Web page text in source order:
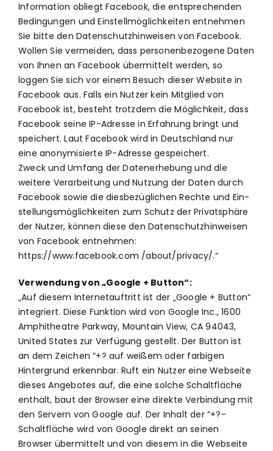
Information obliegt Facebook, die entsprechenden
Bedingungen und Einstellmöglichkeiten entnehmen
Sie bitte den Datenschutzhinweisen von Facebook.
Wollen Sie vermeiden, dass personenbezogene Daten
von Ihnen an Facebook übermittelt werden, so
loggen Sie sich vor einem Besuch dieser Website in
Facebook aus. Falls ein Nutzer kein Mitglied von
Facebook ist, besteht trotzdem die Möglichkeit, dass
Facebook seine IP-Adresse in Erfahrung bringt und
speichert. Laut Facebook wird in Deutschland nur
eine anonymisierte IP-Adresse gespeichert.
Zweck und Umfang der Datenerhebung und die
weitere Verarbeitung und Nutzung der Daten durch
Facebook sowie die diesbezüglichen Rechte und Ein-
stellungsmöglichkeiten zum Schutz der Privatsphäre
der Nutzer, können diese den Datenschutzhinweisen
von Facebook entnehmen:
https://www.facebook.com /about/privacy/.“
Verwendung von „Google + Button“:
„Auf diesem Internetauftritt ist der „Google + Button“
integriert. Diese Funktion wird von Google Inc., 1600
Amphitheatre Parkway, Mountain View, CA 94043,
United States zur Verfügung gestellt. Der Button ist
an dem Zeichen “+? auf weißem oder farbigen
Hintergrund erkennbar. Ruft ein Nutzer eine Webseite
dieses Angebotes auf, die eine solche Schaltfläche
enthält, baut der Browser eine direkte Verbindung mit
den Servern von Google auf. Der Inhalt der “+?-
Schaltfläche wird von Google direkt an seinen
Browser übermittelt und von diesem in die Webseite